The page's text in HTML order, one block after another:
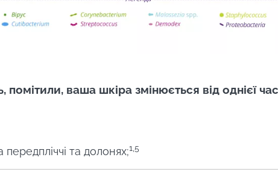
ваша шкіра змінюється від однієї
передпліччі та долонях;1,5